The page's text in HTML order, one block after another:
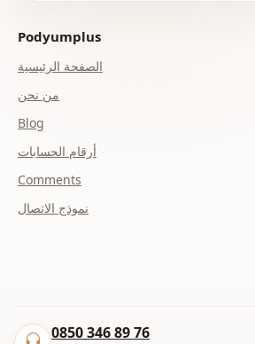
Podyumplus
الصفحة الرئيسية
من نحن
Blog
أرقام الحسابات
Comments
نموذج الاتصال
0850 346 89 76